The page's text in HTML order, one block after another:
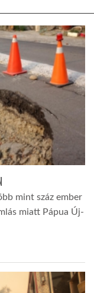
mint száz ember
miatt Pápua Új-